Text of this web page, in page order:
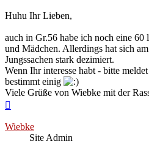
Huhu Ihr Lieben,
auch in Gr.56 habe ich noch eine
und Mädchen. Allerdings hat sich
Jungssachen stark dezimiert.
Wenn Ihr interesse habt - bitte
bestimmt einig
Viele Grüße von Wiebke mit der
Wiebke
Site Admin